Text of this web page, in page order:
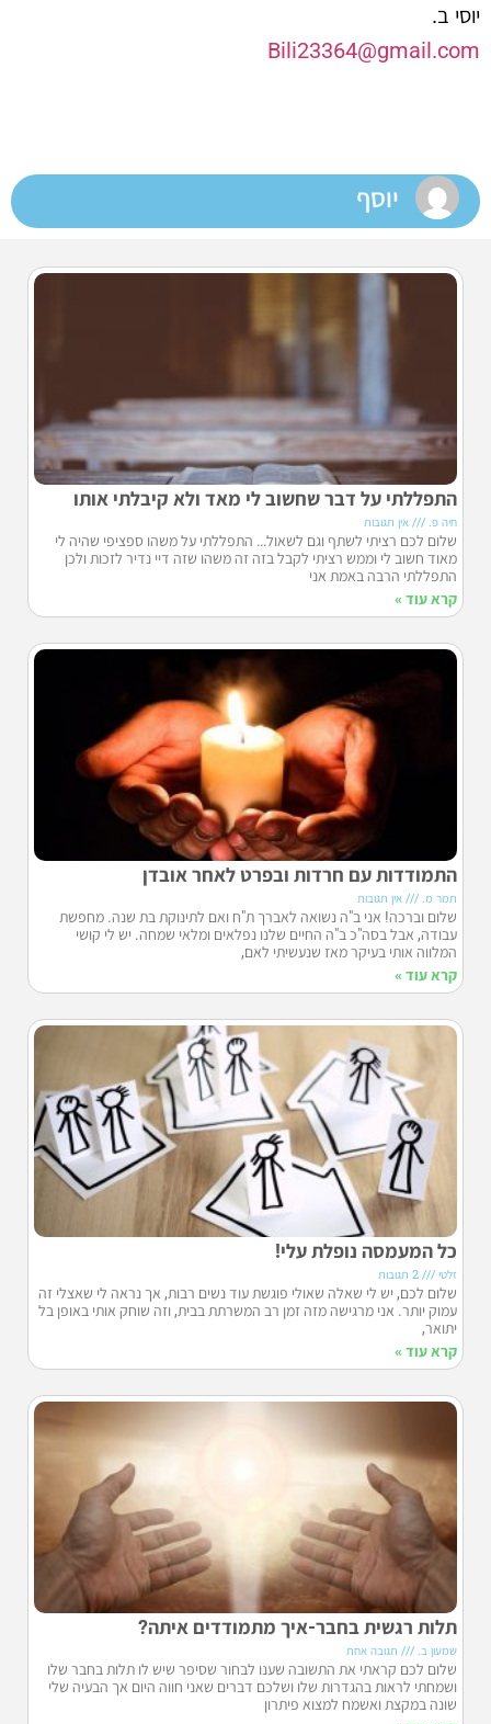
יוסי ב.
Bili23364@gmail.com
יוסף
התפללתי על דבר שחשוב לי מאד ולא קיבלתי אותו
חיה פ. אין תגובות
שלום לכם רציתי לשתף וגם לשאול… התפללתי על משהו ספציפי שהיה לי
מאוד חשוב לי וממש רציתי לקבל בזה זה משהו שזה דיי נדיר לזכות ולכן
התפללתי הרבה באמת אני
קרא עוד »
התמודדות עם חרדות ובפרט לאחר אובדן
תמר מ. אין תגובות
שלום וברכה! אני ב"ה נשואה לאברך ת"ח ואם לתינוקת בת שנה. מחפשת
עבודה, אבל בסה"כ ב"ה החיים שלנו נפלאים ומלאי שמחה. יש לי קושי
המלווה אותי בעיקר מאז שנעשיתי לאם,
קרא עוד »
כל המעמסה נופלת עלי!
זלטי
שלום לכם, יש לי שאלה שאולי פוגשת עוד נשים רבות, אך נראה לי שאצלי זה
עמוק יותר. אני מרגישה מזה זמן רב המשרתת בבית, וזה שוחק אותי באופן בל
יתואר,
קרא עוד »
תלות רגשית בחבר-איך מתמודדים איתה?
שמעון ב. תגובה אחת
שלום לכם קראתי את התשובה שענו לבחור שסיפר שיש לו תלות בחבר שלו
ושמחתי לראות בהגדרות שלו ושלכם דברים שאני חווה היום אך הבעיה שלי
שונה במקצת ואשמח למצוא פיתרון